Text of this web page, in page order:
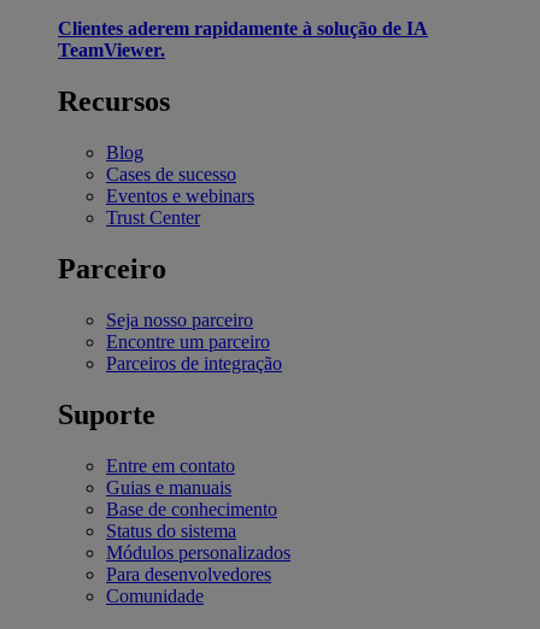
Clientes aderem rapidamente à solução de IA
TeamViewer.
Recursos
Blog
Cases de sucesso
Eventos e webinars
Trust Center
Parceiro
Seja nosso parceiro
Encontre um parceiro
Parceiros de integração
Suporte
Entre em contato
Guias e manuais
Base de conhecimento
Status do sistema
Módulos personalizados
Para desenvolvedores
Comunidade